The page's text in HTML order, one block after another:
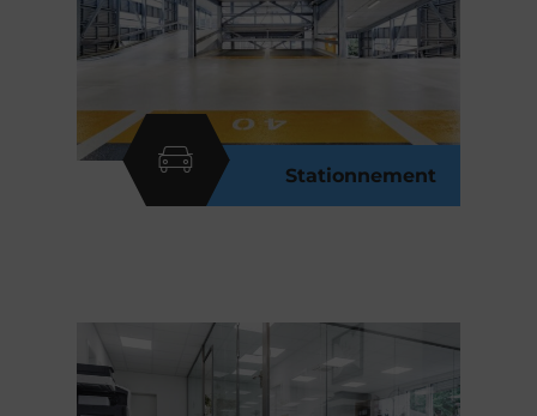
Stationnement